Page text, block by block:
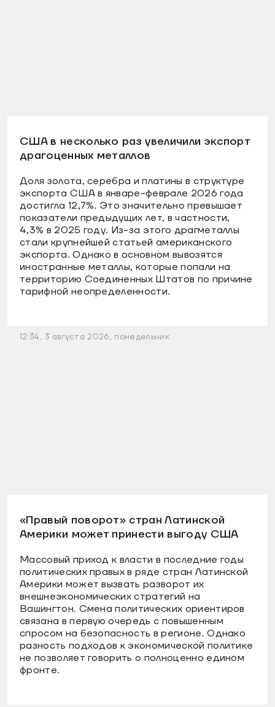
США в несколько раз увеличили экспорт
драгоценных металлов
Доля золота, серебра и платины в структуре
экспорта США в январе-феврале 2026 года
достигла 12,7%. Это значительно превышает
показатели предыдущих лет, в частности,
4,3% в 2025 году. Из-за этого драгметаллы
стали крупнейшей статьей американского
экспорта. Однако в основном вывозятся
иностранные металлы, которые попали на
территорию Соединенных Штатов по причине
тарифной неопределенности.
12:34, 3 августа 2026, понедельник
«Правый поворот» стран Латинской
Америки может принести выгоду США
Массовый приход к власти в последние годы
политических правых в ряде стран Латинской
Америки может вызвать разворот их
внешнеэкономических стратегий на
Вашингтон. Смена политических ориентиров
связана в первую очередь с повышенным
спросом на безопасность в регионе. Однако
разность подходов к экономической политике
не позволяет говорить о полноценно едином
фронте.